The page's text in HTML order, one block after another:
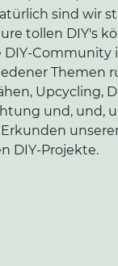
sind wir
tollen DIY's
DIY-Community
Themen
Upcycling,
und, und,
DIY-Projekte.